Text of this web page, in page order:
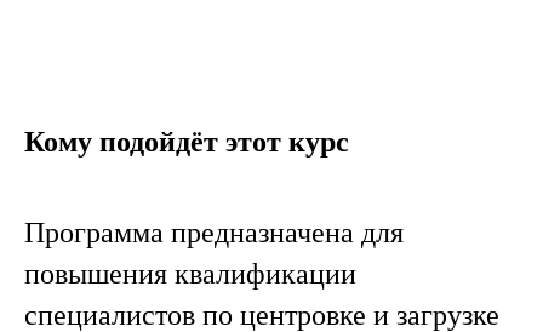
Кому подойдёт этот курс
Программа предназначена для
повышения квалификации
специалистов по центровке и загрузке